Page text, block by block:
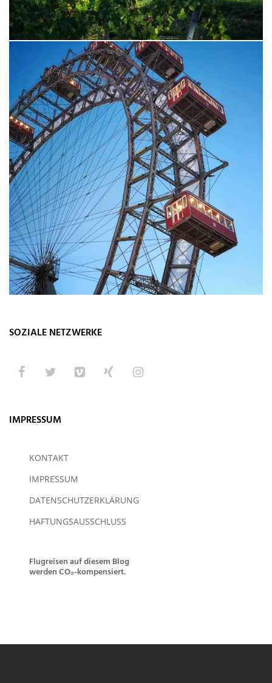
SOZIALE NETZWERKE
IMPRESSUM
KONTAKT
IMPRESSUM
DATENSCHUTZERKLÄRUNG
HAFTUNGSAUSSCHLUSS
Flugreisen auf diesem Blog
werden CO₂-kompensiert.